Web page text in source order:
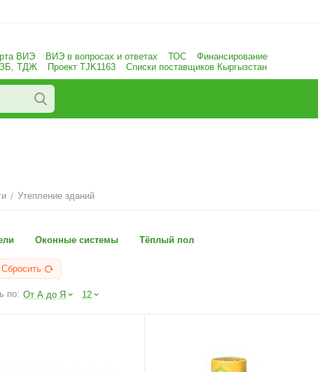
ВИЭ ВИЭ в вопросах и ответах ТОС
Финансирование
ТДЖ
Проект TJK1163 Списки поставщиков Кыргызстан
/ Утепление зданий
Оконные системы Тёплый пол
Сбросить
по: От А до Я 12